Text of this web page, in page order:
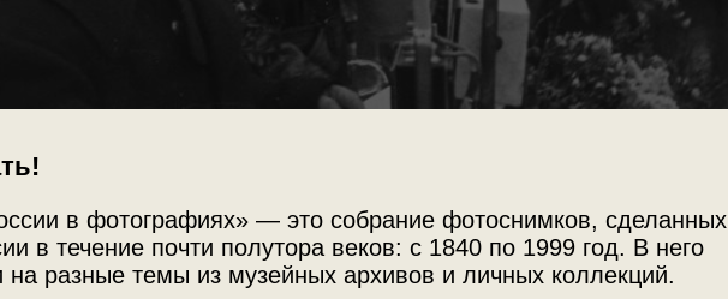
в фотографиях» — это собрание фотоснимков, сделанных
в течение почти полутора веков: с 1840 по 1999 год. В него
на разные темы из музейных архивов и личных коллекций.
МАММ / МДФ
Евгений
Евгений Федоров